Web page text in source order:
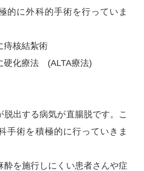
的に外科的手術を行っていま
痔核結紮術
硬化療法 (ALTA療法)
脱出する病気が直腸脱です。こ
手術を積極的に行っていきま
酔を施行しにくい患者さんや症